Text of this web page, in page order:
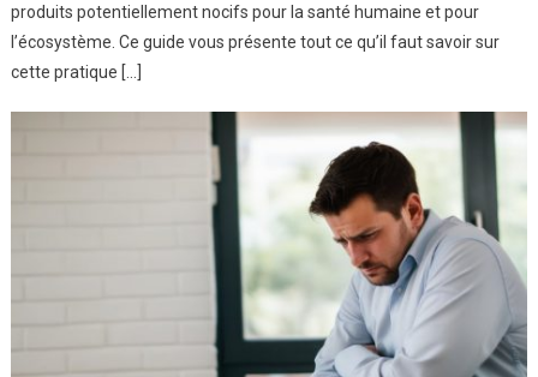
produits potentiellement nocifs pour la santé humaine et pour
l’écosystème. Ce guide vous présente tout ce qu’il faut savoir sur
cette pratique […]